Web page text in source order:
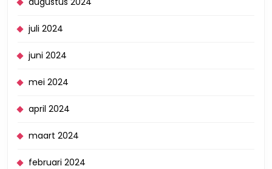
juli 2024
juni 2024
mei 2024
april 2024
maart 2024
februari 2024